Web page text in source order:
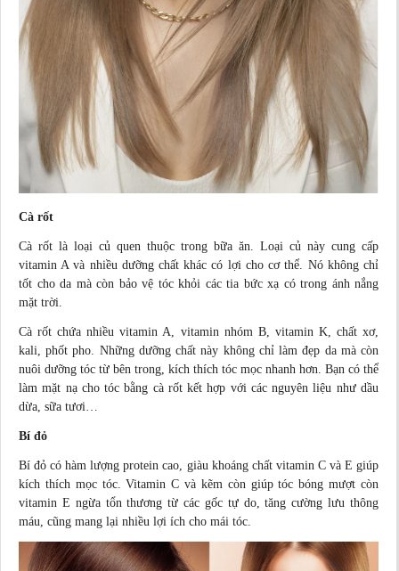
Cà rốt
Cà rốt là loại củ quen thuộc trong bữa ăn. Loại củ này cung cấp
vitamin A và nhiều dưỡng chất khác có lợi cho cơ thể. Nó không chỉ
tốt cho da mà còn bảo vệ tóc khỏi các tia bức xạ có trong ánh nắng
mặt trời.
Cà rốt chứa nhiều vitamin A, vitamin nhóm B, vitamin K, chất xơ,
kali, phốt pho. Những dưỡng chất này không chỉ làm đẹp da mà còn
nuôi dưỡng tóc từ bên trong, kích thích tóc mọc nhanh hơn. Bạn có thể
làm mặt nạ cho tóc bằng cà rốt kết hợp với các nguyên liệu như dầu
dừa, sữa tươi…
Bí đỏ
Bí đỏ có hàm lượng protein cao, giàu khoáng chất vitamin C và E giúp
kích thích mọc tóc. Vitamin C và kẽm còn giúp tóc bóng mượt còn
vitamin E ngừa tổn thương từ các gốc tự do, tăng cường lưu thông
máu, cũng mang lại nhiều lợi ích cho mái tóc.